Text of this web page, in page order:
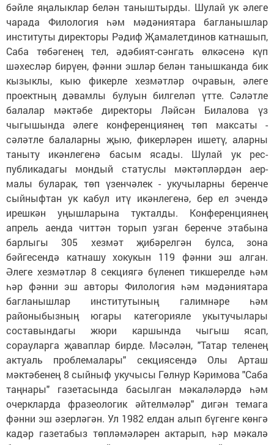
бәйле яңалыклар белән таныштырды. Шулай ук әлеге
чарада Филология һәм мәдәниятара багланышлар
институты директоры Рәдиф Җамалетдинов катнашып,
Саба төбәгенең тел, әдәбият-сәнгать өл­кә­сенә күп
шәхесләр би­рүен, фәнни эшләр белән танышканда бик
кызыклы, кыю фикерле хезмәтләр очравын, әле­ге
проектның дәвамлы булуын билгеләп үтте. Сәләтле
балалар мәктәбе директоры Ләйсән Билалова үз
чыгышында әлеге конференциянең төп максаты -
сәләтле балаларны җыю, фикерләрен ишетү, аларны
таныту икәнлегенә басым ясады. Шулай ук рес­
публикадагы мондый статуслы мәктәпләрдән аер­
малы буларак, төп үзенчәлек - укучыларны беренче
сыйныфтан ук кабул итү икәнлегенә, бер ел эчендә
ирешкән уңышларына тукталды. Конференциянең
апрель аенда читтән торып узган беренче этабына
барлыгы 305 хезмәт җибәрелгән булса, зона
бәйгесендә катнашу хокукын 119 фәнни эш алган.
Әлеге хезмәтләр 8 секциягә бүленеп тикшерелде һәм
һәр фәнни эш авторы Филология һәм мәдәниятара
багланышлар институтының галимнәре һәм
районыбызның югары категорияле укытучылары
составындагы жюри каршында чыгыш ясап,
сорауларга җаваплар бирде. Мәсәлән, "Татар теленең
актуаль проблемалары" сек­циясендә Олы Арташ
мәктәбенең 8 сыйныф укучысы Гөлнур Кәримова "Саба
таңнары" газетасында басылган мәкаләләрдә һәм
очеркларда фразеологик әйтелмәләр" дигән темага
фәнни эш әзерләгән. Ул 1982 елдан алып бүгенге көнгә
кадәр газетабыз төпләмәләрен актарып, һәр мәкалә